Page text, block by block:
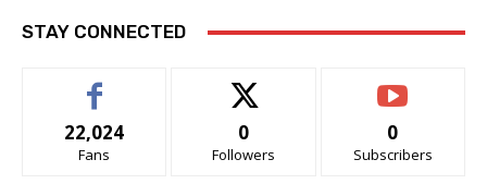
STAY CONNECTED
22,024
Fans
0
Followers
0
Subscribers